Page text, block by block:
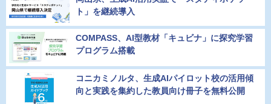
ト」を継続導入
COMPASS、AI型教材「キュビナ」に探究学習
プログラム搭載
コニカミノルタ、生成AIパイロット校の活用傾
向と実践を集約した教員向け冊子を無料公開